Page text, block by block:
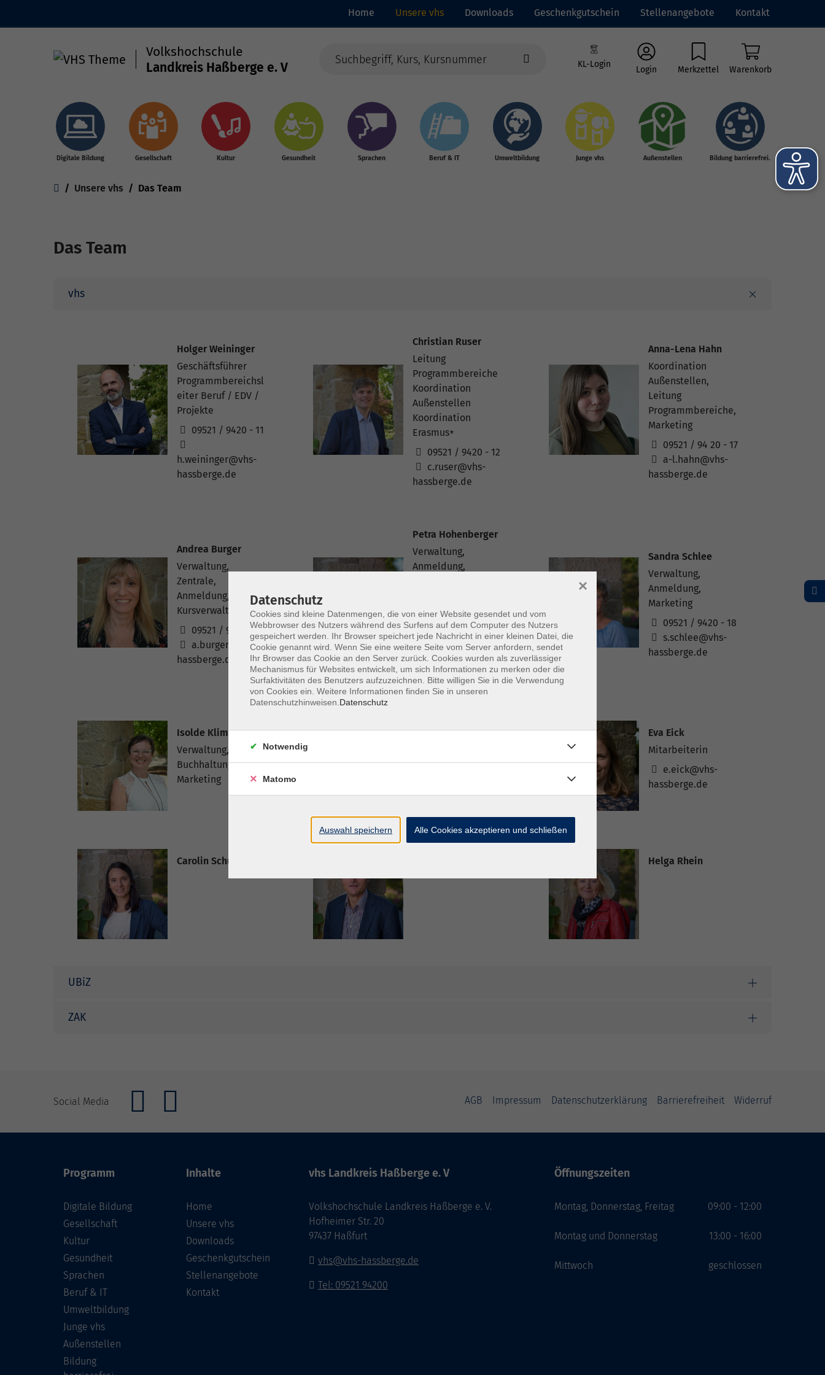
Home Unsere vhs Downloads Geschenkgutschein Stellenangebote Kontakt
Volkshochschule
Landkreis Haßberge e. V
KL-Login
Login Merkzettel Warenkorb
Digitale Bildung Gesellschaft Kultur Gesundheit Sprachen Beruf & IT Umweltbildung Junge vhs Außenstellen Bildung barrierefrei.
Unsere vhs Das Team
Das Team
vhs
Holger Weininger
Geschäftsführer
Programmbereichsl
eiter Beruf / EDV /
Projekte
09521 / 9420 - 11
h.weininger@vhs-
hassberge.de
Christian Ruser
Leitung
Programmbereiche
Koordination
Außenstellen
Koordination
Erasmus+
09521 / 9420 - 12
c.ruser@vhs-
hassberge.de
Anna-Lena Hahn
Koordination
Außenstellen,
Leitung
Programmbereiche,
Marketing
09521 / 94 20 - 17
a-l.hahn@vhs-
hassberge.de
Andrea Burger
Verwaltung,
Zentrale,
Anmeldung,
Kursverwaltung
09521 / 9420 - 13
a.burger@vhs-
hassberge.de
Petra Hohenberger
Verwaltung,
Anmeldung,
Rehasportgruppen
09521 / 9420 - 14
p.hohenberger@vhs
-hassberge.de
Sandra Schlee
Verwaltung,
Anmeldung,
Marketing
09521 / 9420 - 18
s.schlee@vhs-
hassberge.de
Isolde Klimach
Verwaltung,
Buchhaltung,
Marketing
k.baumgartner@vhs
Eva Eick
Mitarbeiterin
e.eick@vhs-
hassberge.de
Carolin Schuler Helga Rhein
UBiZ
ZAK
Social Media AGB Impressum Datenschutzerklärung Barrierefreiheit Widerruf
Programm
Digitale Bildung
Gesellschaft
Kultur
Gesundheit
Sprachen
Beruf & IT
Umweltbildung
Junge vhs
Außenstellen
Bildung
Inhalte
Home
Unsere vhs
Downloads
Geschenkgutschein
Stellenangebote
Kontakt
vhs Landkreis Haßberge e. V
Volkshochschule Landkreis Haßberge e. V.
Hofheimer Str. 20
97437 Haßfurt
vhs@vhs-hassberge.de
Tel: 09521 94200
Öffnungszeiten
Montag, Donnerstag, Freitag
Montag und Donnerstag
Mittwoch
09:00 - 12:00
13:00 - 16:00
geschlossen
Datenschutz
Cookies sind kleine Datenmengen, die von einer Website gesendet und vom
Webbrowser des Nutzers während des Surfens auf dem Computer des Nutzers
gespeichert werden. Ihr Browser speichert jede Nachricht in einer kleinen Datei, die
Cookie genannt wird. Wenn Sie eine weitere Seite vom Server anfordern, sendet
Ihr Browser das Cookie an den Server zurück. Cookies wurden als zuverlässiger
Mechanismus für Websites entwickelt, um sich Informationen zu merken oder die
Surfaktivitäten des Benutzers aufzuzeichnen. Bitte willigen Sie in die Verwendung
von Cookies ein. Weitere Informationen finden Sie in unseren
Datenschutzhinweisen. Datenschutz
×
Notwendig
Matomo
Auswahl speichern Alle Cookies akzeptieren und schließen